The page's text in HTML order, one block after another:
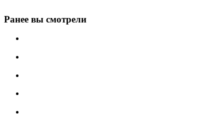
Ранее вы смотрели